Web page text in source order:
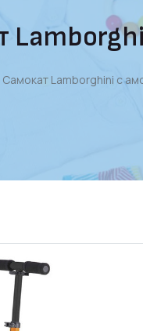
Cамокат Lamborghini с